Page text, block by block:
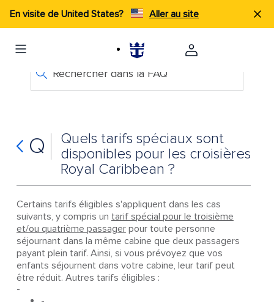
En visite de United States? Aller au site
Rechercher dans la FAQ
Q
Quels tarifs spéciaux sont
disponibles pour les croisières
Royal Caribbean ?
Certains tarifs éligibles s'appliquent dans les cas
suivants, y compris un tarif spécial pour le troisième
et/ou quatrième passagerpour toute personne
séjournant dans la même cabine que deux passagers
payant plein tarif. Ainsi, si vous prévoyez que vos
enfants séjournent dans votre cabine, leur tarif peut
être réduit. Autres tarifs éligibles :
-
-